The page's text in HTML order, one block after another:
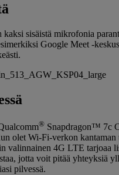
sisäistä mikrofonia
Google Meet -
® Snapdragon™ 7c
olet Wi-Fi-verkon kantaman
valinnainen 4G LTE tarjoaa
jotta voit pitää yhteyksiä
pilvessä.